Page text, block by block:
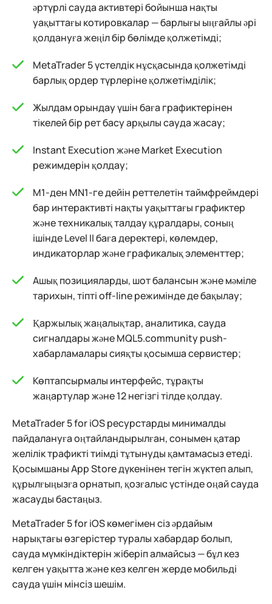
әртүрлі сауда активтері бойынша нақты
уақыттағы котировкалар — барлығы ыңғайлы әрі
қолдануға жеңіл бір бөлімде қолжетімді;
MetaTrader 5 үстелдік нұсқасында қолжетімді
барлық ордер түрлеріне қолжетімділік;
Жылдам орындау үшін баға графиктерінен
тікелей бір рет басу арқылы сауда жасау;
Instant Execution және Market Execution
режимдерін қолдау;
M1-ден MN1-ге дейін реттелетін таймфреймдері
бар интерактивті нақты уақыттағы графиктер
және техникалық талдау құралдары, соның
ішінде Level II баға деректері, көлемдер,
индикаторлар және графикалық элементтер;
Ашық позицияларды, шот балансын және мәміле
тарихын, тіпті off-line режимінде де бақылау;
Қаржылық жаңалықтар, аналитика, сауда
сигналдары және MQL5.community push-
хабарламалары сияқты қосымша сервистер;
Көптапсырмалы интерфейс, тұрақты
жаңартулар және 12 негізгі тілде қолдау.
MetaTrader 5 for iOS ресурстарды минималды
пайдалануға оңтайландырылған, сонымен қатар
желілік трафикті тиімді тұтынуды қамтамасыз етеді.
Қосымшаны App Store дүкенінен тегін жүктеп алып,
құрылғыңызға орнатып, қозғалыс үстінде оңай сауда
жасауды бастаңыз.
MetaTrader 5 for iOS көмегімен сіз әрдайым
нарықтағы өзгерістер туралы хабардар болып,
сауда мүмкіндіктерін жіберіп алмайсыз — бұл кез
келген уақытта және кез келген жерде мобильді
сауда үшін мінсіз шешім.